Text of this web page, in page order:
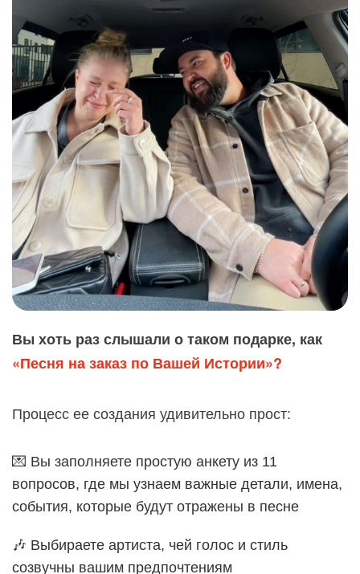
Вы хоть раз слышали о таком подарке, как
«Песня на заказ по Вашей Истории»?
Процесс ее создания удивительно прост:
💌 Вы заполняете простую анкету из 11
вопросов, где мы узнаем важные детали, имена,
события, которые будут отражены в песне
🎶 Выбираете артиста, чей голос и стиль
созвучны вашим предпочтениям